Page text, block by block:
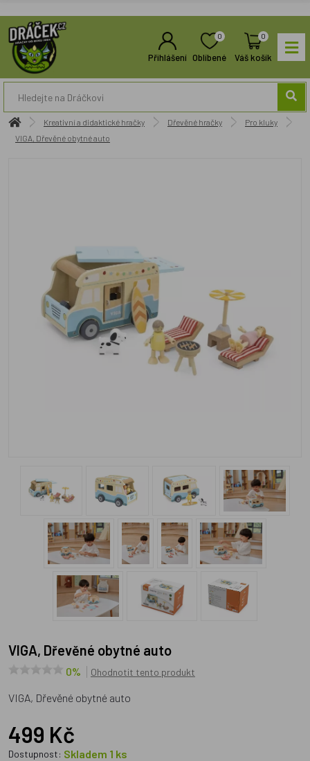
Přihlášení
0
Oblíbené
0
Váš košík
Kreativní a didaktické hračky Dřevěné hračky
Pro kluky
VIGA, Dřevěné obytné auto
VIGA, Dřevěné obytné auto
0% Ohodnotit tento produkt
VIGA, Dřevěné obytné auto
499 Kč
Dostupnost: Skladem 1 ks